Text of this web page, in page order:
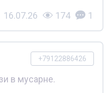
16.07.26 174 1
+79122886426
в мусарне.